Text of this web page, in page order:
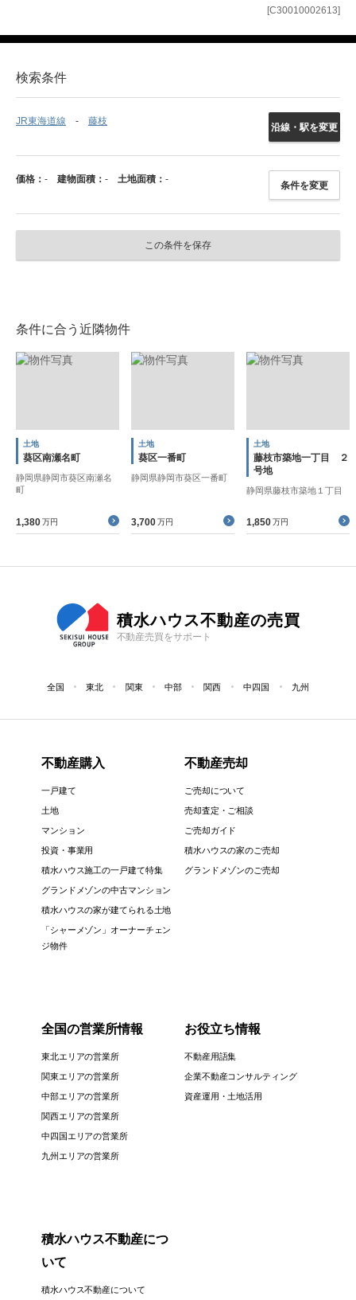
[C30010002613]
検索条件
JR東海道線 藤枝
沿線・駅を変更
価格： - 建物面積： - 土地面積： -
条件を変更
この条件を保存
条件に合う近隣物件
土地
葵区南瀬名町
静岡県静岡市葵区南瀬名
町
1,380 万円
土地
葵区一番町
静岡県静岡市葵区一番町
3,700 万円
土地
藤枝市築地一丁目 ２
号地
静岡県藤枝市築地１丁目
1,850 万円
積水ハウス不動産の売買
不動産売買をサポート
全国 東北 関東 中部 関西 中四国 九州
不動産購入
一戸建て
土地
マンション
投資・事業用
積水ハウス施工の一戸建て特集
グランドメゾンの中古マンション
積水ハウスの家が建てられる土地
「シャーメゾン」オーナーチェン
ジ物件
不動産売却
ご売却について
売却査定・ご相談
ご売却ガイド
積水ハウスの家のご売却
グランドメゾンのご売却
全国の営業所情報
東北エリアの営業所
関東エリアの営業所
中部エリアの営業所
関西エリアの営業所
中四国エリアの営業所
九州エリアの営業所
お役立ち情報
不動産用語集
企業不動産コンサルティング
資産運用・土地活用
積水ハウス不動産につ
いて
積水ハウス不動産について